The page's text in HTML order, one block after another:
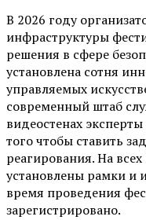
В 2026 году
инфраструктуры
решения в сфере
установлена сотня
управляемых
современный штаб
видеостенах
того чтобы ставить
реагирования. На
установлены рамки и
время проведения
зарегистрировано.